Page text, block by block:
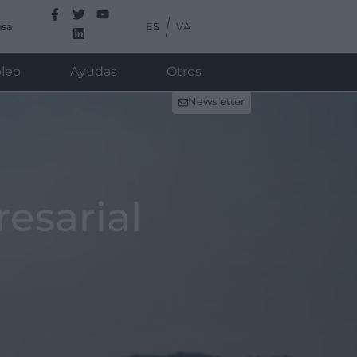
ES VA
Ayudas Otros
Newsletter